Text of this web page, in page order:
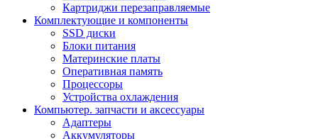
Картриджи перезаправляемые
Комплектующие и компоненты
SSD диски
Блоки питания
Материнские платы
Оперативная память
Процессоры
Устройства охлаждения
Компьютер. запчасти и аксессуары
Адаптеры
Аккумуляторы